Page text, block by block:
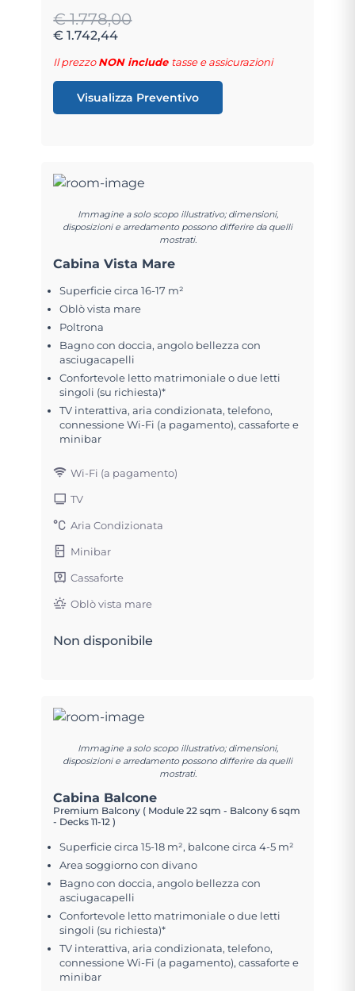
€ 1.778,00
€ 1.742,44
Il prezzoNON include tasse e assicurazioni
Visualizza Preventivo
Immagine a solo scopo illustrativo; dimensioni,
disposizioni e arredamento possono differire da quelli
mostrati.
Cabina Vista Mare
Superficie circa 16-17 m²
Oblò vista mare
Poltrona
Bagno con doccia, angolo bellezza con
asciugacapelli
Confortevole letto matrimoniale o due letti
singoli (su richiesta)*
TV interattiva, aria condizionata, telefono,
connessione Wi-Fi (a pagamento), cassaforte e
minibar
Wi-Fi (a pagamento)
TV
Aria Condizionata
Minibar
Cassaforte
Oblò vista mare
Non disponibile
Immagine a solo scopo illustrativo; dimensioni,
disposizioni e arredamento possono differire da quelli
mostrati.
Cabina Balcone
Premium Balcony ( Module 22 sqm - Balcony 6 sqm
- Decks 11-12 )
Superficie circa 15-18 m², balcone circa 4-5 m²
Area soggiorno con divano
Bagno con doccia, angolo bellezza con
asciugacapelli
Confortevole letto matrimoniale o due letti
singoli (su richiesta)*
TV interattiva, aria condizionata, telefono,
connessione Wi-Fi (a pagamento), cassaforte e
minibar